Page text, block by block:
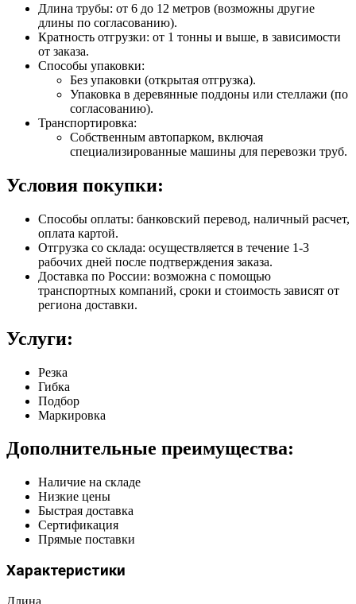
Длина трубы: от 6 до 12 метров (возможны другие
длины по согласованию).
Кратность отгрузки: от 1 тонны и выше, в зависимости
от заказа.
Способы упаковки:
Без упаковки (открытая отгрузка).
Упаковка в деревянные поддоны или стеллажи (по
согласованию).
Транспортировка:
Собственным автопарком, включая
специализированные машины для перевозки труб.
Условия покупки:
Способы оплаты: банковский перевод, наличный расчет,
оплата картой.
Отгрузка со склада: осуществляется в течение 1-3
рабочих дней после подтверждения заказа.
Доставка по России: возможна с помощью
транспортных компаний, сроки и стоимость зависят от
региона доставки.
Услуги:
Резка
Гибка
Подбор
Маркировка
Дополнительные преимущества:
Наличие на складе
Низкие цены
Быстрая доставка
Сертификация
Прямые поставки
Характеристики
Длина